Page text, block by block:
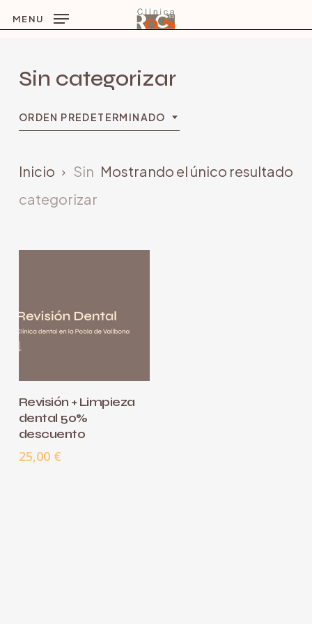
to
content
MENU
Sin categorizar
ORDEN PREDETERMINADO
Mostrando el único resultado
Inicio
Sin
categorizar
AÑADIR AL
CARRITO
Revisión + Limpieza
dental 50%
descuento
25,00 €